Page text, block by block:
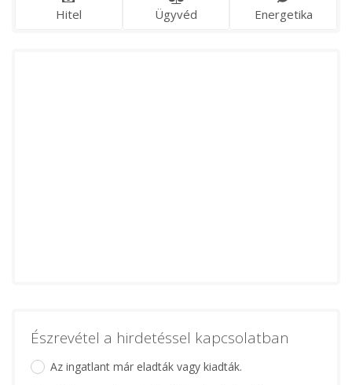
Hitel Ügyvéd Energetika
Észrevétel a hirdetéssel kapcsolatban
Az ingatlant már eladták vagy kiadták.